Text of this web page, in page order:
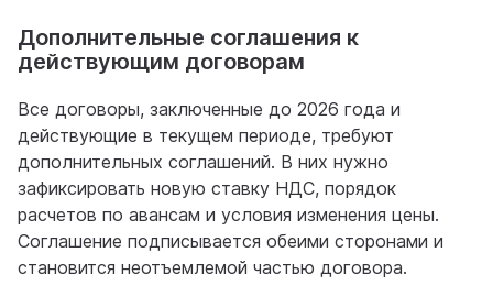
Дополнительные соглашения к
действующим договорам
Все договоры, заключенные до 2026 года и
действующие в текущем периоде, требуют
дополнительных соглашений. В них нужно
зафиксировать новую ставку НДС, порядок
расчетов по авансам и условия изменения цены.
Соглашение подписывается обеими сторонами и
становится неотъемлемой частью договора.